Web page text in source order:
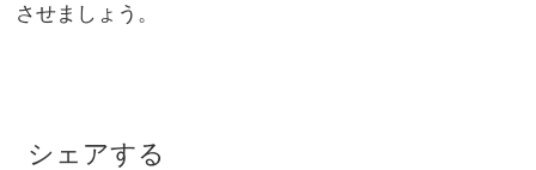
させましょう。
シェアする